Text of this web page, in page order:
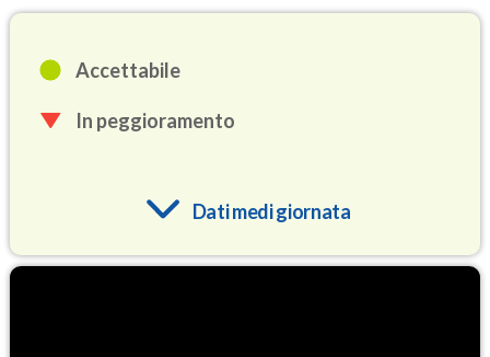
Accettabile
In peggioramento
Dati medi giornata